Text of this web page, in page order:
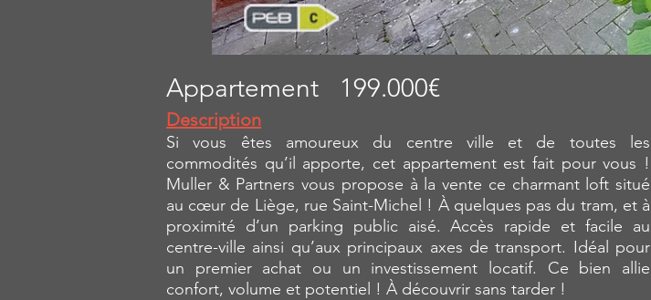
Appartement
Description
Si vous êtes amoureux du centre ville et de toutes les
commodités qu’il apporte, cet appartement est fait pour vous !
Muller & Partners vous propose à la vente ce charmant loft situé
au cœur de Liège, rue Saint-Michel ! À quelques pas du tram, et à
proximité d’un parking public aisé. Accès rapide et facile au
centre-ville ainsi qu’aux principaux axes de transport. Idéal pour
un premier achat ou un investissement locatif. Ce bien allie
confort, volume et potentiel ! À découvrir sans tarder !
199.000€